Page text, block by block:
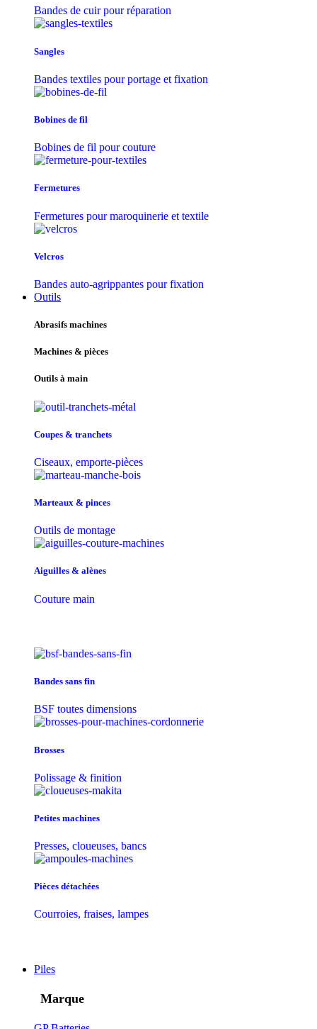
Bandes de cuir pour réparation
Sangles
Bandes textiles pour portage et fixation
Bobines de fil
Bobines de fil pour couture
Fermetures
Fermetures pour maroquinerie et textile
Velcros
Bandes auto-agrippantes pour fixation
Outils
Abrasifs machines
Machines & pièces
Outils à main
Coupes & tranchets
Ciseaux, emporte-pièces
Marteaux & pinces
Outils de montage
Aiguilles & alènes
Couture main
Bandes sans fin
BSF toutes dimensions
Brosses
Polissage & finition
Petites machines
Presses, cloueuses, bancs
Pièces détachées
Courroies, fraises, lampes
Piles
Marque